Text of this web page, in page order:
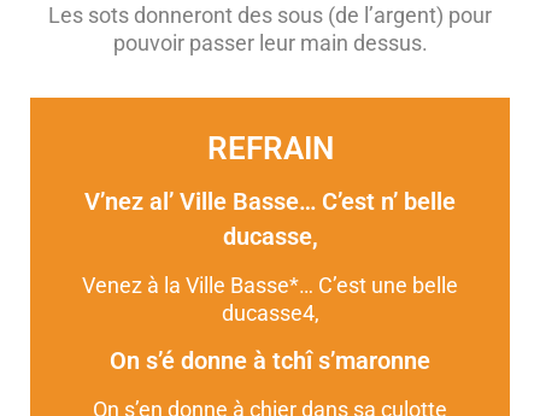
Les sots donneront des sous (de l’argent) pour
pouvoir passer leur main dessus.
REFRAIN
V’nez al’ Ville Basse… C’est n’ belle
ducasse,
Venez à la Ville Basse*… C’est une belle
ducasse4,
On s’é donne à tchî s’maronne
On s’en donne à chier dans sa culotte